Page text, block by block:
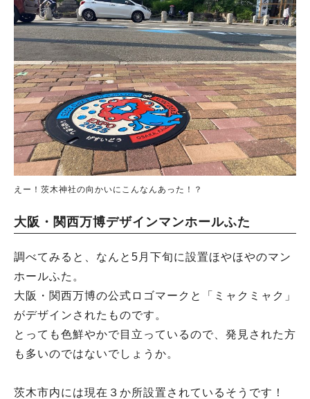
えー！茨木神社の向かいにこんなんあった！？
大阪・関西万博デザインマンホールふた
調べてみると、なんと5月下旬に設置ほやほやのマン
ホールふた。
大阪・関西万博の公式ロゴマークと「ミャクミャク」
がデザインされたものです。
とっても色鮮やかで目立っているので、発見された方
も多いのではないでしょうか。
茨木市内には現在３か所設置されているそうです！